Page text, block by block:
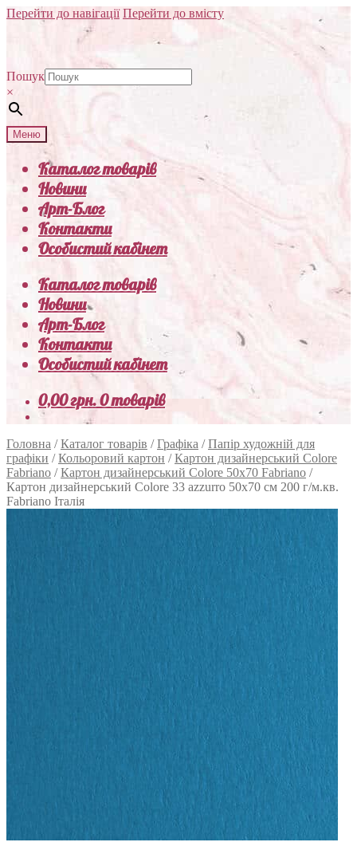
Перейти до навігації Перейти до вмісту
Пошук
×
Меню
Каталог товарів
Новини
Арт-Блог
Контакти
Особистий кабінет
Каталог товарів
Новини
Арт-Блог
Контакти
Особистий кабінет
0,00грн.0 товарів
Головна /Каталог товарів /Графіка /Папір художній для
графіки /Кольоровий картон /Картон дизайнерський Colore
Fabriano /Картон дизайнерський Colore 50х70 Fabriano /
Картон дизайнерський Colore 33 azzurro 50х70 см 200 г/м.кв.
Fabriano Італія